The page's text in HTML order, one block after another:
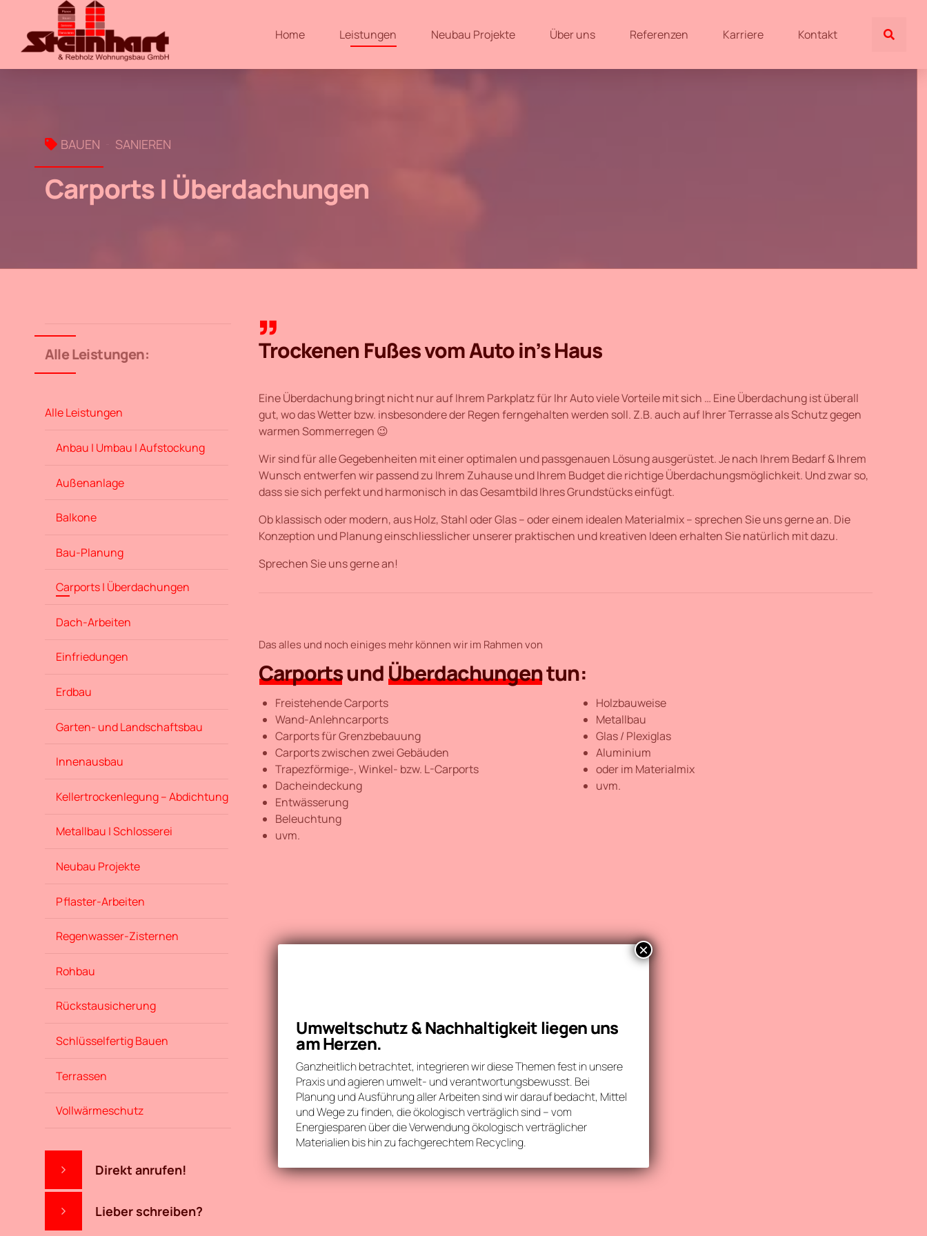
Home Leistungen Neubau Projekte Über uns Referenzen Karriere Kontakt
BAUEN SANIEREN
Carports | Überdachungen
Alle Leistungen:
Alle Leistungen
Anbau | Umbau | Aufstockung
Außenanlage
Balkone
Bau-Planung
Carports | Überdachungen
Dach-Arbeiten
Einfriedungen
Erdbau
Garten- und Landschaftsbau
Innenausbau
Kellertrockenlegung – Abdichtung
Metallbau | Schlosserei
Neubau Projekte
Pflaster-Arbeiten
Regenwasser-Zisternen
Rohbau
Rückstausicherung
Schlüsselfertig Bauen
Terrassen
Vollwärmeschutz
Direkt anrufen!
Lieber schreiben?
Trockenen Fußes vom Auto in’s Haus
Eine Überdachung bringt nicht nur auf Ihrem Parkplatz für Ihr Auto viele Vorteile mit sich … Eine Überdachung ist überall
gut, wo das Wetter bzw. insbesondere der Regen ferngehalten werden soll. Z.B. auch auf Ihrer Terrasse als Schutz gegen
warmen Sommerregen 😉
Wir sind für alle Gegebenheiten mit einer optimalen und passgenauen Lösung ausgerüstet. Je nach Ihrem Bedarf & Ihrem
Wunsch entwerfen wir passend zu Ihrem Zuhause und Ihrem Budget die richtige Überdachungsmöglichkeit. Und zwar so,
dass sie sich perfekt und harmonisch in das Gesamtbild Ihres Grundstücks einfügt.
Ob klassisch oder modern, aus Holz, Stahl oder Glas – oder einem idealen Materialmix – sprechen Sie uns gerne an. Die
Konzeption und Planung einschliesslicher unserer praktischen und kreativen Ideen erhalten Sie natürlich mit dazu.
Sprechen Sie uns gerne an!
Das alles und noch einiges mehr können wir im Rahmen von
CarportsundÜberdachungentun:
Freistehende Carports
Wand-Anlehncarports
Carports für Grenzbebauung
Carports zwischen zwei Gebäuden
Trapezförmige-, Winkel- bzw. L-Carports
Dacheindeckung
Entwässerung
Beleuchtung
uvm.
Holzbauweise
Metallbau
Glas / Plexiglas
Aluminium
oder im Materialmix
uvm.
Umweltschutz & Nachhaltigkeit liegen uns
am Herzen.
Ganzheitlich betrachtet, integrieren wir diese Themen fest in unsere
Praxis und agieren umwelt- und verantwortungsbewusst. Bei
Planung und Ausführung aller Arbeiten sind wir darauf bedacht, Mittel
und Wege zu finden, die ökologisch verträglich sind – vom
Energiesparen über die Verwendung ökologisch verträglicher
Materialien bis hin zu fachgerechtem Recycling.
×